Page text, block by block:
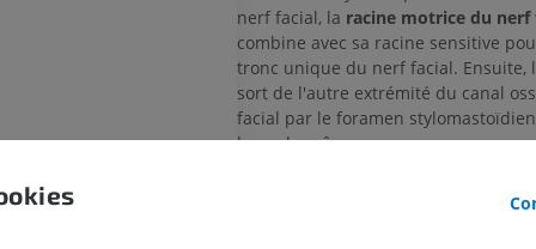
nerf facial, la racine motrice du nerf
combine avec sa racine sensitive
tronc unique du nerf facial. Ensuite,
sort de l'autre extrémité du canal
facial par le foramen
base du crâne.
comprennent des fibres